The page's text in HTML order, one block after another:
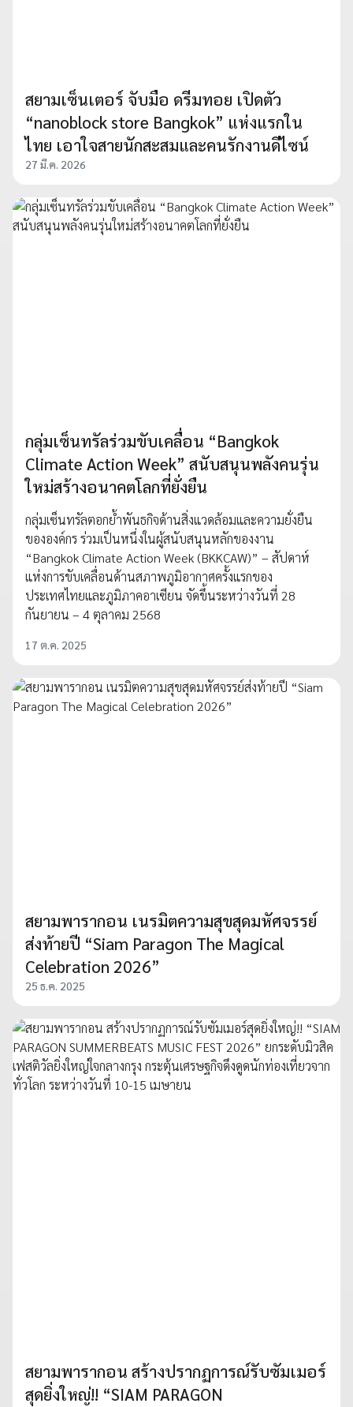
สยามเซ็นเตอร์ จับมือ ดรีมทอย เปิดตัว
“nanoblock store Bangkok” แห่งแรกใน
ไทย เอาใจสายนักสะสมและคนรักงานดีไซน์
27 มี.ค. 2026
กลุ่มเซ็นทรัลร่วมขับเคลื่อน “Bangkok
Climate Action Week” สนับสนุนพลังคนรุ่น
ใหม่สร้างอนาคตโลกที่ยั่งยืน
กลุ่มเซ็นทรัลตอกย้ำพันธกิจด้านสิ่งแวดล้อมและความยั่งยืน
ขององค์กร ร่วมเป็นหนึ่งในผู้สนับสนุนหลักของงาน
“Bangkok Climate Action Week (BKKCAW)” – สัปดาห์
แห่งการขับเคลื่อนด้านสภาพภูมิอากาศครั้งแรกของ
ประเทศไทยและภูมิภาคอาเซียน จัดขึ้นระหว่างวันที่ 28
กันยายน – 4 ตุลาคม 2568
17 ต.ค. 2025
สยามพารากอน เนรมิตความสุขสุดมหัศจรรย์
ส่งท้ายปี “Siam Paragon The Magical
Celebration 2026”
25 ธ.ค. 2025
สยามพารากอน สร้างปรากฏการณ์รับซัมเมอร์
สุดยิ่งใหญ่!! “SIAM PARAGON